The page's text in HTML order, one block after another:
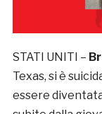
STATI UNITI –
Texas, si è
essere